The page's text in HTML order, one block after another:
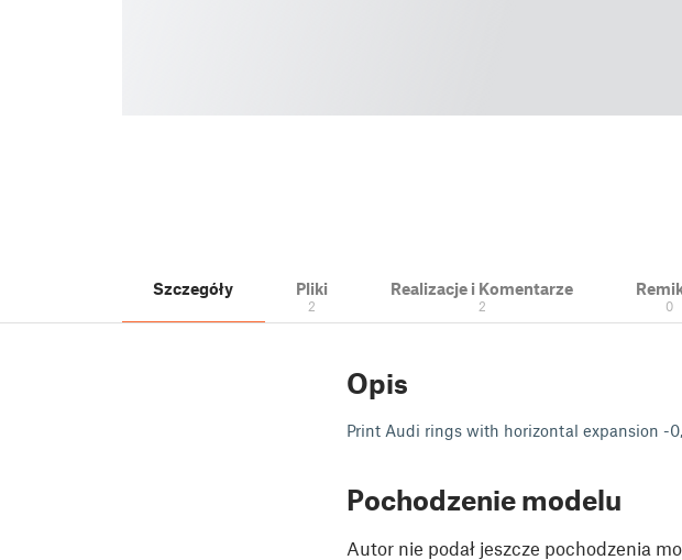
Szczegóły Pliki
2
Realizacje i Komentarze
2 0
Opis
Print Audi rings with horizontal expansion -
Pochodzenie modelu
Autor nie podał jeszcze pochodzenia